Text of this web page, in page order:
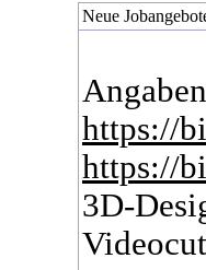
Neue
https://
https://
3D-